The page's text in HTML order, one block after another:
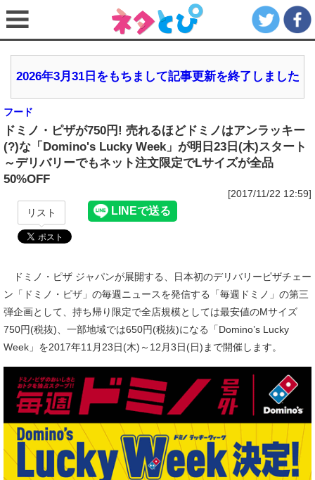
2026年3月31日をもちまして記事更新を終了しました
フード
ドミノ・ピザが750円! 売れるほどドミノはアンラッキー
(?)な「Domino's Lucky Week」が明日23日(木)スタート
～デリバリーでもネット注文限定でLサイズが全品
50%OFF
[2017/11/22 12:59]
リスト
ドミノ・ピザ ジャパンが展開する、日本初のデリバリーピザチェー
ン「ドミノ・ピザ」の毎週ニュースを発信する「毎週ドミノ」の第三
弾企画として、持ち帰り限定で全店規模としては最安値のMサイズ
750円(税抜)、一部地域では650円(税抜)になる「Domino’s Lucky
Week」を2017年11月23日(木)～12月3日(日)まで開催します。